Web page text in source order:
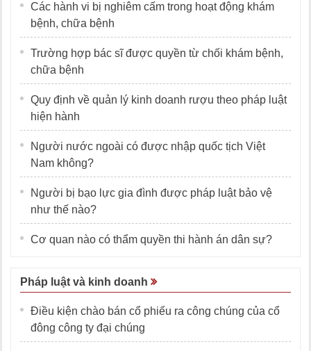
Các hành vi bị nghiêm cấm trong hoạt động khám
bệnh, chữa bệnh
Trường hợp bác sĩ được quyền từ chối khám bệnh,
chữa bệnh
Quy định về quản lý kinh doanh rượu theo pháp luật
hiện hành
Người nước ngoài có được nhập quốc tịch Việt
Nam không?
Người bị bạo lực gia đình được pháp luật bảo vệ
như thế nào?
Cơ quan nào có thẩm quyền thi hành án dân sự?
Pháp luật và kinh doanh
Điều kiện chào bán cổ phiếu ra công chúng của cổ
đông công ty đại chúng